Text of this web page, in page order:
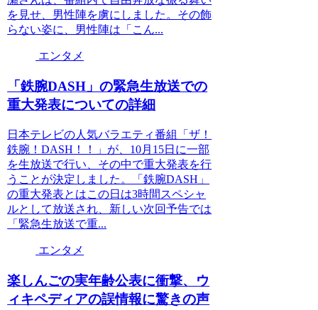
を見せ、男性陣を虜にしました。その飾
らない姿に、男性陣は「こん...
エンタメ
「鉄腕DASH」の緊急生放送での
重大発表についての詳細
日本テレビの人気バラエティ番組「ザ！
鉄腕！DASH！！」が、10月15日に一部
を生放送で行い、その中で重大発表を行
うことが決定しました。「鉄腕DASH」
の重大発表とはこの日は3時間スペシャ
ルとして放送され、新しい次回予告では
「緊急生放送で重...
エンタメ
楽しんごの実年齢公表に衝撃、ウ
ィキペディアの誤情報に驚きの声